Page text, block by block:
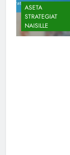
ASETA
STRATEGIAT
NAISILLE